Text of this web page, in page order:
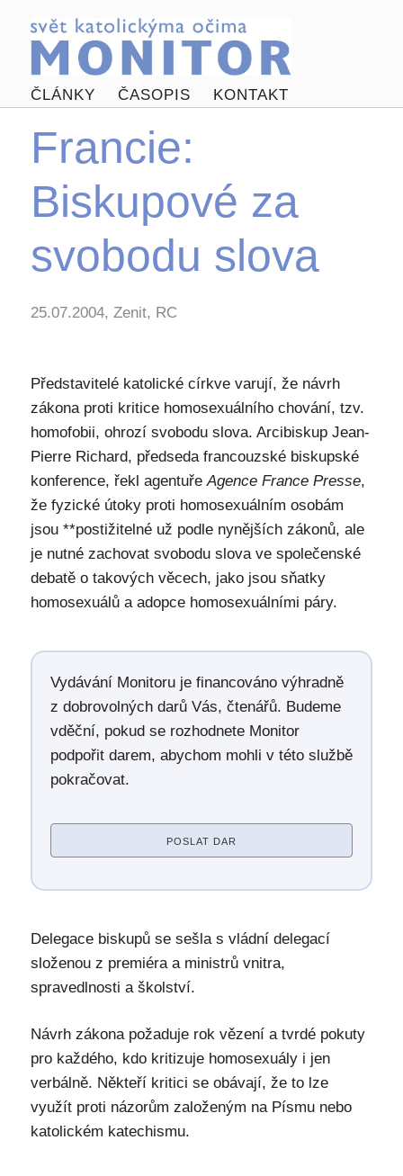
ČLÁNKY ČASOPIS KONTAKT
Francie:
Biskupové za
svobodu slova
25.07.2004, Zenit, RC
Představitelé katolické církve varují, že návrh
zákona proti kritice homosexuálního chování, tzv.
homofobii, ohrozí svobodu slova. Arcibiskup Jean-
Pierre Richard, předseda francouzské biskupské
konference, řekl agentuřeAgence France Presse,
že fyzické útoky proti homosexuálním osobám
jsou **postižitelné už podle nynějších zákonů, ale
je nutné zachovat svobodu slova ve společenské
debatě o takových věcech, jako jsou sňatky
homosexuálů a adopce homosexuálními páry.
Vydávání Monitoru je financováno výhradně
z dobrovolných darů Vás, čtenářů. Budeme
vděční, pokud se rozhodnete Monitor
podpořit darem, abychom mohli v této službě
pokračovat.
POSLAT DAR
Delegace biskupů se sešla s vládní delegací
složenou z premiéra a ministrů vnitra,
spravedlnosti a školství.
Návrh zákona požaduje rok vězení a tvrdé pokuty
pro každého, kdo kritizuje homosexuály i jen
verbálně. Někteří kritici se obávají, že to lze
využít proti názorům založeným na Písmu nebo
katolickém katechismu.